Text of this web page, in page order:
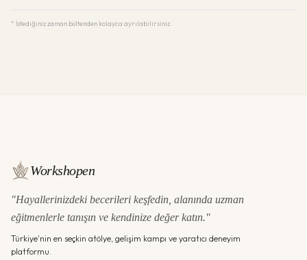
* İstediğiniz zaman bültenden kolayca ayrılabilirsiniz.
Workshopen
"Hayallerinizdeki becerileri keşfedin, alanında uzman
eğitmenlerle tanışın ve kendinize değer katın."
Türkiye'nin en seçkin atölye, gelişim kampı ve yaratıcı deneyim
platformu.